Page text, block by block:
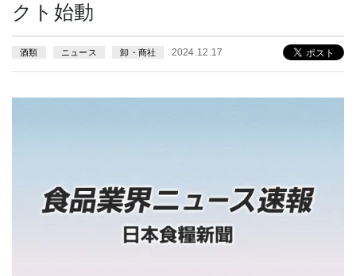
クト始動
酒類 ニュース 卸・商社 2024.12.17